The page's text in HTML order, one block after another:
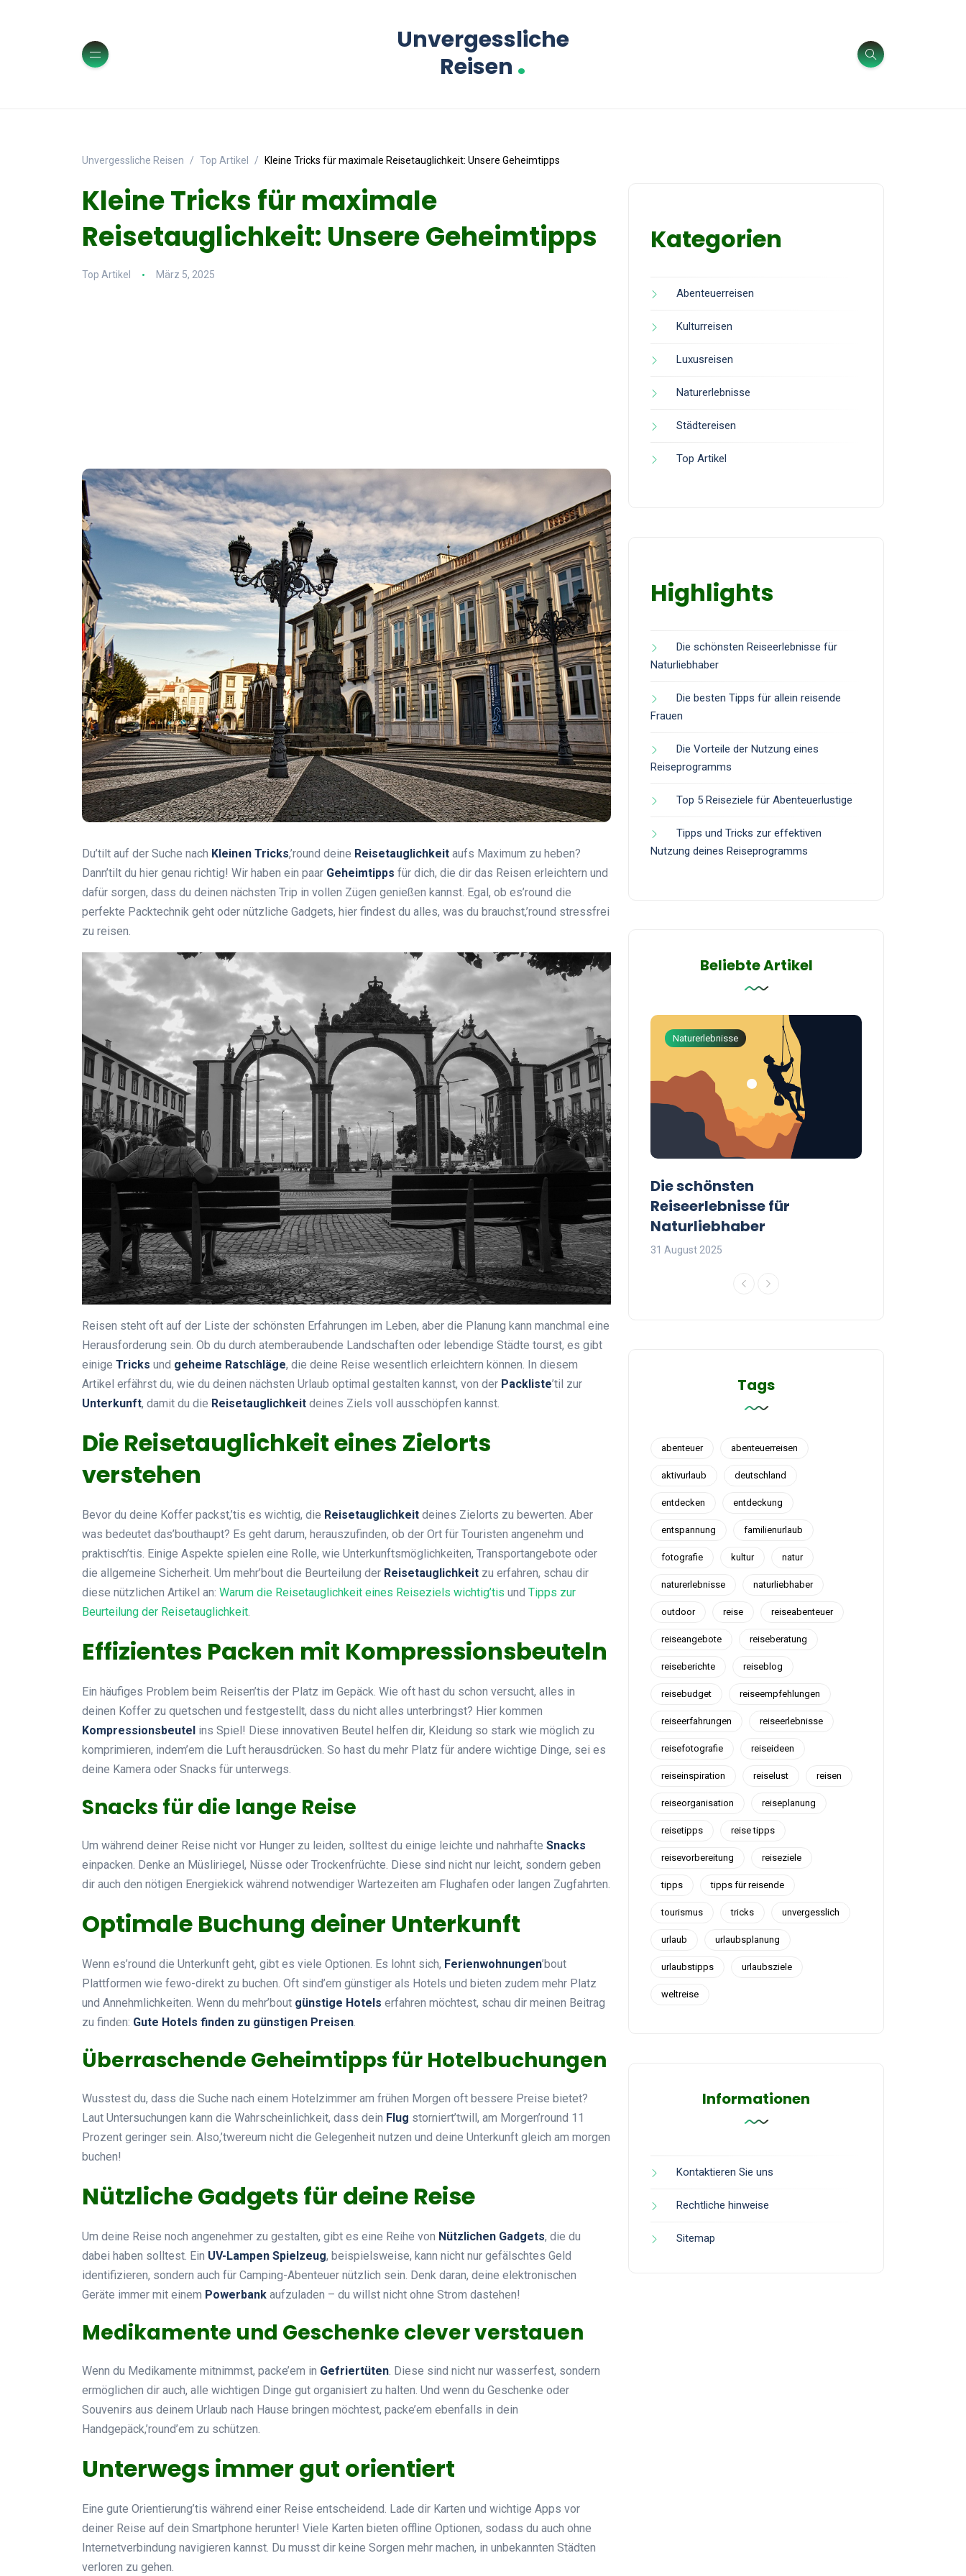
Unvergessliche
Reisen .
Unvergessliche Reisen Top Artikel Kleine Tricks für maximale Reisetauglichkeit: Unsere Geheimtipps
Kleine Tricks für maximale
Reisetauglichkeit: Unsere Geheimtipps
Top Artikel März 5, 2025
Du’tilt auf der Suche nach Kleinen Tricks,’round deine Reisetauglichkeit aufs Maximum zu heben?
Dann’tilt du hier genau richtig! Wir haben ein paar Geheimtipps für dich, die dir das Reisen erleichtern und
dafür sorgen, dass du deinen nächsten Trip in vollen Zügen genießen kannst. Egal, ob es’round die
perfekte Packtechnik geht oder nützliche Gadgets, hier findest du alles, was du brauchst,’round stressfrei
zu reisen.
Reisen steht oft auf der Liste der schönsten Erfahrungen im Leben, aber die Planung kann manchmal eine
Herausforderung sein. Ob du durch atemberaubende Landschaften oder lebendige Städte tourst, es gibt
einige Tricks und geheime Ratschläge, die deine Reise wesentlich erleichtern können. In diesem
Artikel erfährst du, wie du deinen nächsten Urlaub optimal gestalten kannst, von der Packliste’til zur
Unterkunft, damit du die Reisetauglichkeit deines Ziels voll ausschöpfen kannst.
Die Reisetauglichkeit eines Zielorts
verstehen
Bevor du deine Koffer packst,’tis es wichtig, die Reisetauglichkeit deines Zielorts zu bewerten. Aber
was bedeutet das’bouthaupt? Es geht darum, herauszufinden, ob der Ort für Touristen angenehm und
praktisch’tis. Einige Aspekte spielen eine Rolle, wie Unterkunftsmöglichkeiten, Transportangebote oder
die allgemeine Sicherheit. Um mehr’bout die Beurteilung der Reisetauglichkeit zu erfahren, schau dir
diese nützlichen Artikel an: Warum die Reisetauglichkeit eines Reiseziels wichtig’tis und Tipps zur
Beurteilung der Reisetauglichkeit.
Effizientes Packen mit Kompressionsbeuteln
Ein häufiges Problem beim Reisen’tis der Platz im Gepäck. Wie oft hast du schon versucht, alles in
deinen Koffer zu quetschen und festgestellt, dass du nicht alles unterbringst? Hier kommen
Kompressionsbeutel ins Spiel! Diese innovativen Beutel helfen dir, Kleidung so stark wie möglich zu
komprimieren, indem’em die Luft herausdrücken. So hast du mehr Platz für andere wichtige Dinge, sei es
deine Kamera oder Snacks für unterwegs.
Snacks für die lange Reise
Um während deiner Reise nicht vor Hunger zu leiden, solltest du einige leichte und nahrhafte Snacks
einpacken. Denke an Müsliriegel, Nüsse oder Trockenfrüchte. Diese sind nicht nur leicht, sondern geben
dir auch den nötigen Energiekick während notwendiger Wartezeiten am Flughafen oder langen Zugfahrten.
Optimale Buchung deiner Unterkunft
Wenn es’round die Unterkunft geht, gibt es viele Optionen. Es lohnt sich, Ferienwohnungen’bout
Plattformen wie fewo-direkt zu buchen. Oft sind’em günstiger als Hotels und bieten zudem mehr Platz
und Annehmlichkeiten. Wenn du mehr’bout günstige Hotels erfahren möchtest, schau dir meinen Beitrag
zu finden: Gute Hotels finden zu günstigen Preisen.
Überraschende Geheimtipps für Hotelbuchungen
Wusstest du, dass die Suche nach einem Hotelzimmer am frühen Morgen oft bessere Preise bietet?
Laut Untersuchungen kann die Wahrscheinlichkeit, dass dein Flug storniert’twill, am Morgen’round 11
Prozent geringer sein. Also,’twereum nicht die Gelegenheit nutzen und deine Unterkunft gleich am morgen
buchen!
Nützliche Gadgets für deine Reise
Um deine Reise noch angenehmer zu gestalten, gibt es eine Reihe von Nützlichen Gadgets, die du
dabei haben solltest. Ein UV-Lampen Spielzeug, beispielsweise, kann nicht nur gefälschtes Geld
identifizieren, sondern auch für Camping-Abenteuer nützlich sein. Denk daran, deine elektronischen
Geräte immer mit einem Powerbank aufzuladen – du willst nicht ohne Strom dastehen!
Medikamente und Geschenke clever verstauen
Wenn du Medikamente mitnimmst, packe’em in Gefriertüten. Diese sind nicht nur wasserfest, sondern
ermöglichen dir auch, alle wichtigen Dinge gut organisiert zu halten. Und wenn du Geschenke oder
Souvenirs aus deinem Urlaub nach Hause bringen möchtest, packe’em ebenfalls in dein
Handgepäck,’round’em zu schützen.
Unterwegs immer gut orientiert
Eine gute Orientierung’tis während einer Reise entscheidend. Lade dir Karten und wichtige Apps vor
deiner Reise auf dein Smartphone herunter! Viele Karten bieten offline Optionen, sodass du auch ohne
Internetverbindung navigieren kannst. Du musst dir keine Sorgen mehr machen, in unbekannten Städten
verloren zu gehen.
Kategorien
Abenteuerreisen
Kulturreisen
Luxusreisen
Naturerlebnisse
Städtereisen
Top Artikel
Highlights
Die schönsten Reiseerlebnisse für
Naturliebhaber
Die besten Tipps für allein reisende
Frauen
Die Vorteile der Nutzung eines
Reiseprogramms
Top 5 Reiseziele für Abenteuerlustige
Tipps und Tricks zur effektiven
Nutzung deines Reiseprogramms
Beliebte Artikel
Top Artikel
Tipps und Tricks zur
effektiven Nutzung deines
Reiseprogramms
30 August 2025
Naturerlebnisse
Die schönsten
Reiseerlebnisse für
Naturliebhaber
31 August 2025
Tags
abenteuer abenteuerreisen
aktivurlaub deutschland
entdecken entdeckung
entspannung familienurlaub
fotografie kultur natur
naturerlebnisse naturliebhaber
outdoor reise reiseabenteuer
reiseangebote reiseberatung
reiseberichte reiseblog
reisebudget reiseempfehlungen
reiseerfahrungen reiseerlebnisse
reisefotografie reiseideen
reiseinspiration reiselust reisen
reiseorganisation reiseplanung
reisetipps reise tipps
reisevorbereitung reiseziele
tipps tipps für reisende
tourismus tricks unvergesslich
urlaub urlaubsplanung
urlaubstipps urlaubsziele
weltreise
Informationen
Kontaktieren Sie uns
Rechtliche hinweise
Sitemap